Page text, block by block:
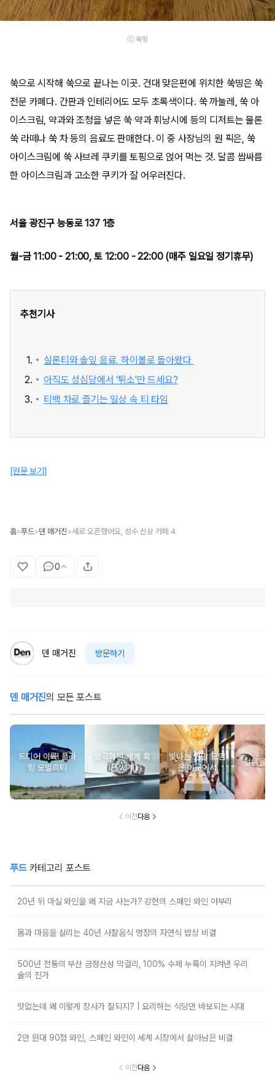
ⓒ 쑥띵
쑥으로 시작해 쑥으로 끝나는 이곳. 건대 맞은편에 위치한 쑥띵은 쑥
전문 카페다. 간판과 인테리어도 모두 초록색이다. 쑥 까눌레, 쑥 아
이스크림, 약과와 조청을 넣은 쑥 약과 휘낭시에 등의 디저트는 물론
쑥 라떼나 쑥 차 등의 음료도 판매한다. 이 중 사장님의 원 픽은, 쑥
아이스크림에 쑥 사브레 쿠키를 토핑으로 얹어 먹는 것. 달콤 쌉싸름
한 아이스크림과 고소한 쿠키가 잘 어우러진다.
서울 광진구 능동로 137 1층
월-금 11:00 - 21:00, 토 12:00 - 22:00 (매주 일요일 정기휴무)
추천기사
실론티와 솔잎 음료, 하이볼로 돌아왔다
아직도 성심당에서 '튀소'만 드세요?
티백 차로 즐기는 일상 속 티 타임
[원문 보기]
홈>푸드>덴 매거진 >새로 오픈했어요, 성수 신상 카페 4
0
덴 매거진 방문하기
덴 매거진의 모든 포스트
드디어 이륙! 플라
잉 모빌리티
양극화된 세계 혹
은 시계
빛나는 연말 모임
은 이곳에서
젊음을
이전다음
푸드카테고리 포스트
20년 뒤 마실 와인을 왜 지금 사는가? 강헌의 스페인 와인 야부리
몸과 마음을 살리는 40년 사찰음식 명장의 자연식 밥상 비결
500년 전통의 부산 금정산성 막걸리, 100% 수제 누룩이 지켜낸 우리
술의 진가
맛없는데 왜 이렇게 장사가 잘되지? | 요리하는 식당만 바보되는 시대
2만 원대 90점 와인, 스페인 와인이 세계 시장에서 살아남은 비결
이전다음